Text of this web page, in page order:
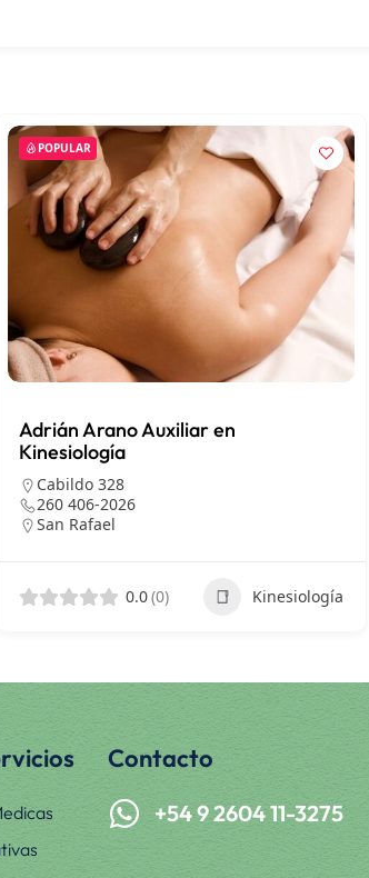
POPULAR
Adrián Arano Auxiliar en
Kinesiología
Cabildo 328
260 406-2026
San Rafael
0.0(0) Kinesiología
Contacto
+54 9 2604 11-3275